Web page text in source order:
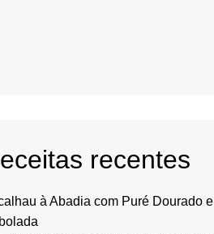
recentes
à Abadia com Puré Dourado e